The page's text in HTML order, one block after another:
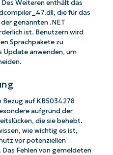
Weiteren enthält das
die für das
genannten .NET
ist. Benutzern wird
Sprachpakete zu
Update anwenden, um
Bezug auf KB5034278
aufgrund der
die sie behebt.
wie wichtig es ist,
vor potenziellen
Fehlen von gemeldeten